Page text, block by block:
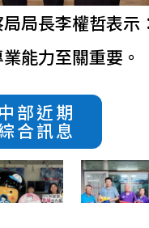
局長李權哲表
能力至關重要。
部近期
合訊息